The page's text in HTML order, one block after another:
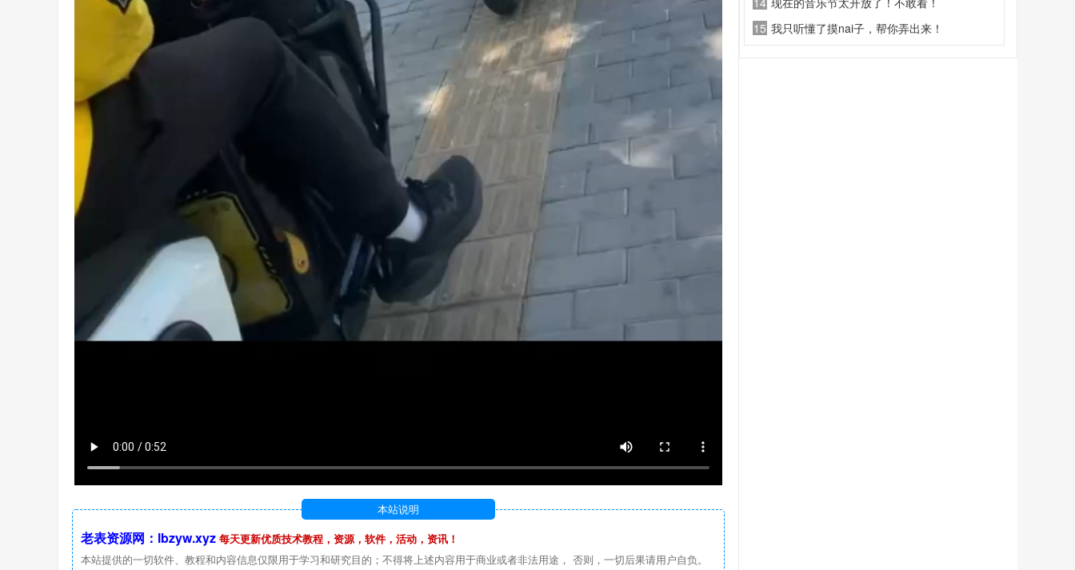
本站说明
老表资源网：lbzyw.xyz 每天更新优质技术教程，资源，软件，活动，资讯！
本站提供的一切软件、教程和内容信息仅限用于学习和研究目的；不得将上述内容用于商业或者非法用途， 否则，一切后果请用户自负。
15 我只听懂了摸nai子，帮你弄出来！